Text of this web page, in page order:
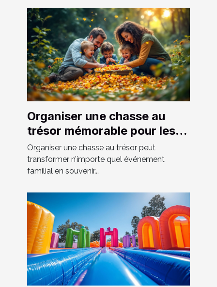
Organiser une chasse au
trésor mémorable pour les
événements familiaux
Organiser une chasse au trésor peut
transformer n’importe quel événement
familial en souvenir...